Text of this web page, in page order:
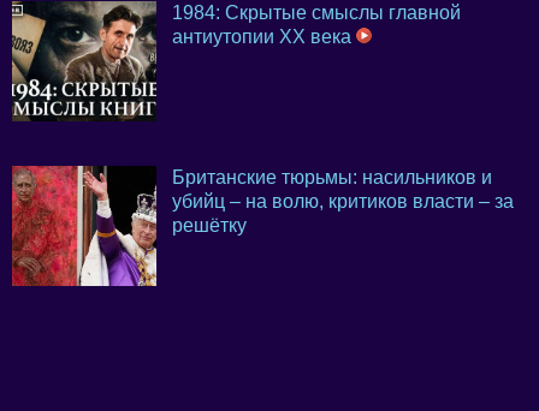
1984: Скрытые смыслы главной
антиутопии XX века
Британские тюрьмы: насильников и
убийц – на волю, критиков власти – за
решётку